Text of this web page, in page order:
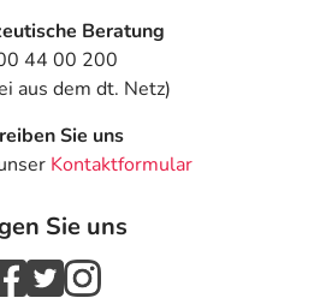
Beratung
44 00 200
aus dem dt. Netz)
Sie uns
Kontaktformular
Sie uns